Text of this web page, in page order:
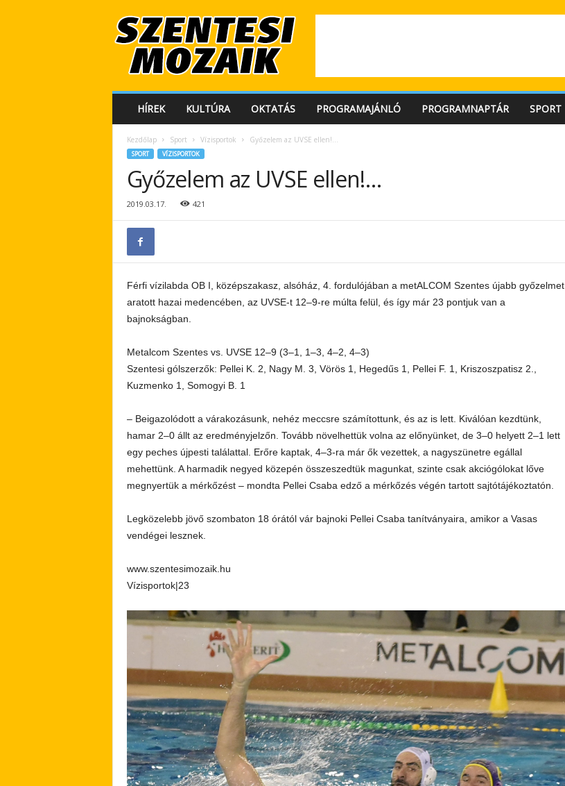
e
HÍREK KULTÚRA OKTATÁS PROGRAMAJÁNLÓ PROGRAMNAPTÁR SPORT
Kezdőlap Sport Vízisportok Győzelem az UVSE ellen!…
SPORT VÍZISPORTOK
Győzelem az UVSE ellen!…
2019.03.17. 421
Férfi vízilabda OB I, középszakasz, alsóház, 4. fordulójában a metALCOM Szentes újabb győzelmet
aratott hazai medencében, az UVSE-t 12–9-re múlta felül, és így már 23 pontjuk van a
bajnokságban.
Metalcom Szentes vs. UVSE 12–9 (3–1, 1–3, 4–2, 4–3)
Szentesi gólszerzők: Pellei K. 2, Nagy M. 3, Vörös 1, Hegedűs 1, Pellei F. 1, Kriszoszpatisz 2.,
Kuzmenko 1, Somogyi B. 1
– Beigazolódott a várakozásunk, nehéz meccsre számítottunk, és az is lett. Kiválóan kezdtünk,
hamar 2–0 állt az eredményjelzőn. Tovább növelhettük volna az előnyünket, de 3–0 helyett 2–1 lett
egy peches újpesti találattal. Erőre kaptak, 4–3-ra már ők vezettek, a nagyszünetre egállal
mehettünk. A harmadik negyed közepén összeszedtük magunkat, szinte csak akciógólokat lőve
megnyertük a mérkőzést – mondta Pellei Csaba edző a mérkőzés végén tartott sajtótájékoztatón.
Legközelebb jövő szombaton 18 órától vár bajnoki Pellei Csaba tanítványaira, amikor a Vasas
vendégei lesznek.
www.szentesimozaik.hu
Vízisportok|23